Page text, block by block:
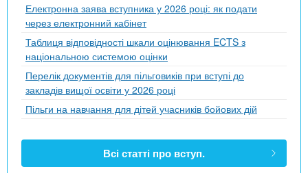
Електронна заява вступника у 2026 році: як подати
через електронний кабінет
Таблиця відповідності шкали оцінювання ECTS з
національною системою оцінки
Перелік документів для пільговиків при вступі до
закладів вищої освіти у 2026 році
Пільги на навчання для дітей учасників бойових дій
Всі статті про вступ.